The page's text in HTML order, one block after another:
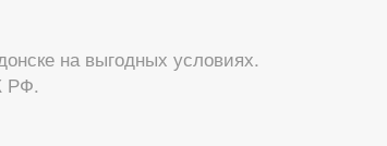
на выгодных условиях.
РФ.